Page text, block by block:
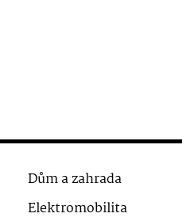
Dům a zahrada
Elektromobilita